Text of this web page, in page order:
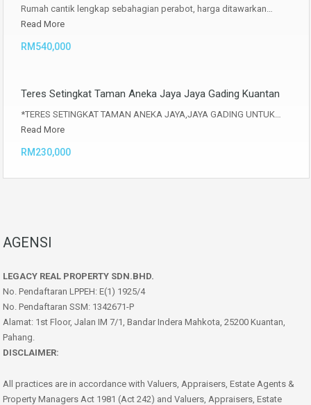
Rumah cantik lengkap sebahagian perabot, harga ditawarkan…
Read More
RM540,000
Teres Setingkat Taman Aneka Jaya Jaya Gading Kuantan
*TERES SETINGKAT TAMAN ANEKA JAYA,JAYA GADING UNTUK…
Read More
RM230,000
AGENSI
LEGACY REAL PROPERTY SDN.BHD.
No. Pendaftaran LPPEH: E(1) 1925/4
No. Pendaftaran SSM: 1342671-P
Alamat: 1st Floor, Jalan IM 7/1, Bandar Indera Mahkota, 25200 Kuantan,
Pahang.
DISCLAIMER:
All practices are in accordance with Valuers, Appraisers, Estate Agents &
Property Managers Act 1981 (Act 242) and Valuers, Appraisers, Estate